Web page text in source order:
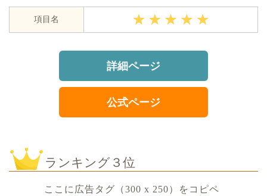
項目名
詳細ページ
公式ページ
ランキング３位
ここに広告タグ（300 x 250）をコピペ